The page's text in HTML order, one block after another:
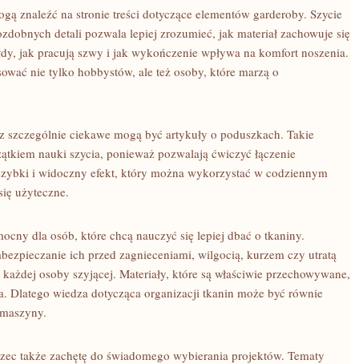
znaleźć na stronie treści dotyczące elementów garderoby. Szycie
detali pozwala lepiej zrozumieć, jak materiał zachowuje się
jak pracują szwy i jak wykończenie wpływa na komfort noszenia.
nie tylko hobbystów, ale też osoby, które marzą o
ciekawe mogą być artykuły o poduszkach. Takie
nauki szycia, ponieważ pozwalają ćwiczyć łączenie
i widoczny efekt, który można wykorzystać w codziennym
użyteczne.
dla osób, które chcą nauczyć się lepiej dbać o tkaniny.
ich przed zagnieceniami, wilgocią, kurzem czy utratą
osoby szyjącej. Materiały, które są właściwie przechowywane,
Dlatego wiedza dotycząca organizacji tkanin może być równie
także zachętę do świadomego wybierania projektów. Tematy